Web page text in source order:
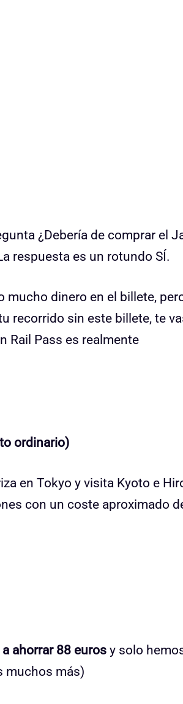
¿Debería de comprar el
respuesta es un rotundo SÍ.
mucho dinero en el billete,
recorrido sin este billete, te
Rail Pass es realmente
ordinario)
en Tokyo y visita Kyoto e
con un coste aproximado
ahorrar 88 euros y solo
muchos más)